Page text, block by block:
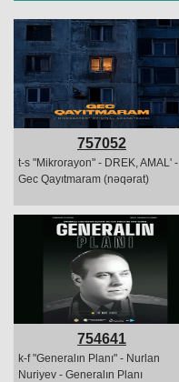
757052
t-s "Mikrorayon" - DREK, AMAL' -
Gec Qayıtmaram (nəqərat)
754641
k-f "Generalın Planı" - Nurlan
Nuriyev - Generalın Planı